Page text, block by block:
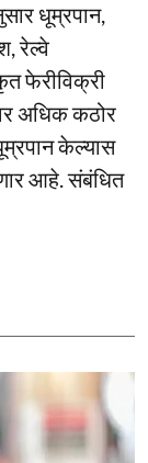
धूम्रपान,
रेल्वे
फेरीविक्री
अधिक कठोर
केल्यास
आहे. संबंधित